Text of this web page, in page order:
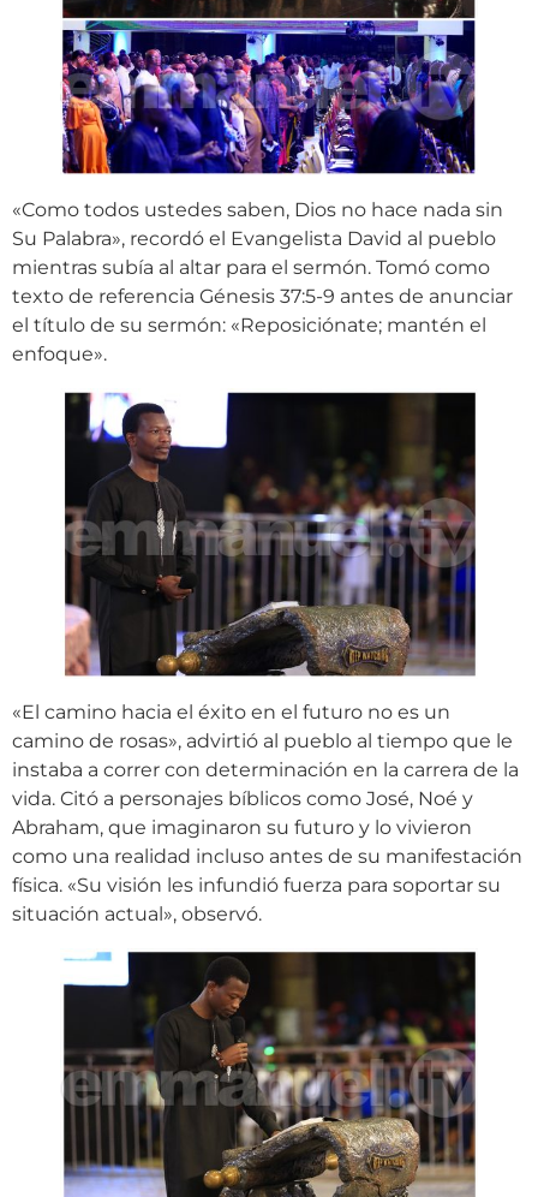
«Como todos ustedes saben, Dios no hace nada sin
Su Palabra», recordó el Evangelista David al pueblo
mientras subía al altar para el sermón. Tomó como
texto de referencia Génesis 37:5-9 antes de anunciar
el título de su sermón: «Reposiciónate; mantén el
enfoque».
«El camino hacia el éxito en el futuro no es un
camino de rosas», advirtió al pueblo al tiempo que le
instaba a correr con determinación en la carrera de la
vida. Citó a personajes bíblicos como José, Noé y
Abraham, que imaginaron su futuro y lo vivieron
como una realidad incluso antes de su manifestación
física. «Su visión les infundió fuerza para soportar su
situación actual», observó.